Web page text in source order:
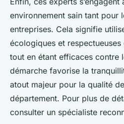
environnement sain tant pour
entreprises. Cela signifie
écologiques et
tout en étant efficaces contre
démarche favorise la
atout majeur pour la qualité
département. Pour plus de
consulter un spécialiste